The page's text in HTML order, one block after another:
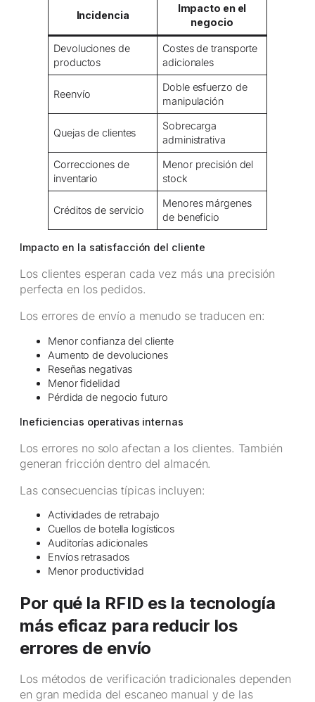
Incidencia
Impacto en el
negocio
Devoluciones de
productos
Costes de transporte
adicionales
Reenvío
Doble esfuerzo de
manipulación
Quejas de clientes
Sobrecarga
administrativa
Correcciones de
inventario
Menor precisión del
stock
Créditos de servicio
Menores márgenes
de beneficio
Impacto en la satisfacción del cliente
Los clientes esperan cada vez más una precisión
perfecta en los pedidos.
Los errores de envío a menudo se traducen en:
Menor confianza del cliente
Aumento de devoluciones
Reseñas negativas
Menor fidelidad
Pérdida de negocio futuro
Ineficiencias operativas internas
Los errores no solo afectan a los clientes. También
generan fricción dentro del almacén.
Las consecuencias típicas incluyen:
Actividades de retrabajo
Cuellos de botella logísticos
Auditorías adicionales
Envíos retrasados
Menor productividad
Por qué la RFID es la tecnología
más eficaz para reducir los
errores de envío
Los métodos de verificación tradicionales dependen
en gran medida del escaneo manual y de las